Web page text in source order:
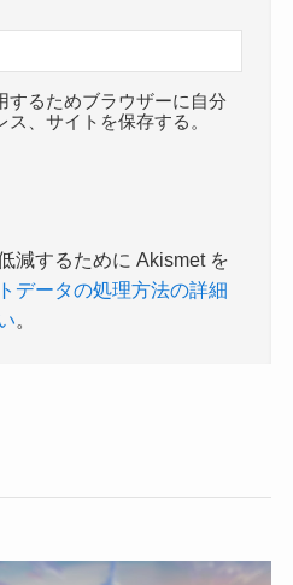
するためブラウザーに自分
、サイトを保存する。
減するために Akismet を
データの処理方法の詳細
。